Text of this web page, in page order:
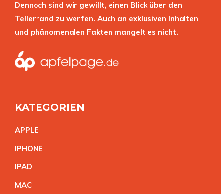
Dennoch sind wir gewillt, einen Blick über den
Tellerrand zu werfen. Auch an exklusiven Inhalten
und phänomenalen Fakten mangelt es nicht.
KATEGORIEN
APPLE
IPHONE
IPAD
MAC